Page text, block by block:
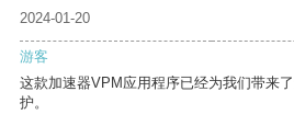
2024-01-20
游客
这款加速器VPM应用程序已经为我们带来
护。